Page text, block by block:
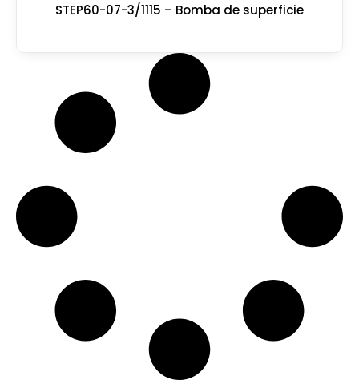
STEP60-07-3/1115 – Bomba de superficie